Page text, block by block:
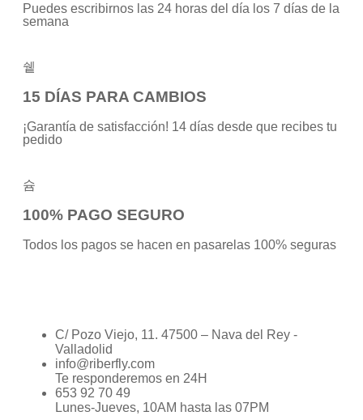
Puedes escribirnos las 24 horas del día los 7 días de la
semana
15 DÍAS PARA CAMBIOS
¡Garantía de satisfacción! 14 días desde que recibes tu
pedido
100% PAGO SEGURO
Todos los pagos se hacen en pasarelas 100% seguras
C/ Pozo Viejo, 11. 47500 – Nava del Rey -
Valladolid
info@riberfly.com
Te responderemos en 24H
653 92 70 49
Lunes-Jueves, 10AM hasta las 07PM